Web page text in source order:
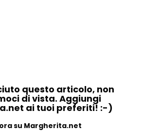
questo articolo, non
di vista. Aggiungi
ai tuoi preferiti! :-)
su Margherita.net